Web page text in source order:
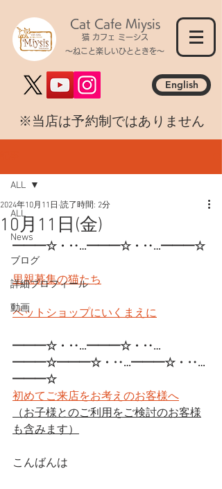
Cat Cafe Miysis
猫 カフェ ミーシス
～ねこと楽しいひとときを～
English
​※当店は予約制ではありません
ALL
News
ブログ
詳細プロフィール
動画
ALL
10月11日(金)
2024年10月11日 読了時間: 2分
━━━☆・‥…━━━☆・‥…━━━☆
里親募集の猫たち
ペットショップにいくまえに
━━━☆・‥…━━━☆・‥…
━━━☆━━━☆・‥…━━━☆・‥…
━━━☆
初めてご来店をお考えのお客様へ
（お子様とのご利用をご検討のお客様
も含みます）
こんばんは